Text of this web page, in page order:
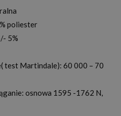
poliester
5%
test Martindale): 60 000 – 70
osnowa 1595 -1762 N,